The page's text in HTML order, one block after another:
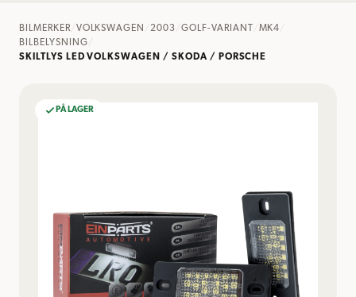
BILMERKER/ VOLKSWAGEN /2003 GOLF-VARIANT MK4
BILBELYSNING
SKILTLYS LED VOLKSWAGEN / SKODA / PORSCHE
PÅ LAGER